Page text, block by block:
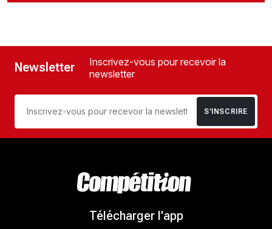
Newsletter
Inscrivez-vous pour recevoir la
newsletter
S’INSCRIRE
Télécharger l'app